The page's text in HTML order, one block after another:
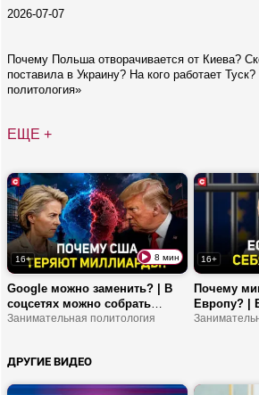
2026-07-07
Почему Польша отворачивается от Киева?
поставила в Украину? На кого работает
политология»
ЕЩЕ +
16+ 8 мин
Google можно заменить? | В
соцсетях можно собрать
досье на человека? | Как ЕС
Занимательная политология
16+
Почему
Европу? |
санкций
ДРУГИЕ ВИДЕО